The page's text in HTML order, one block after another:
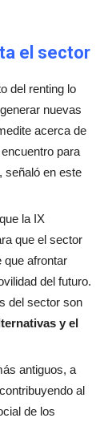
el sector
del renting lo
nuevas
acerca de
para
señaló en este
la IX
que el sector
que afrontar
del futuro.
del sector son
y el
antiguos, a
al
de los